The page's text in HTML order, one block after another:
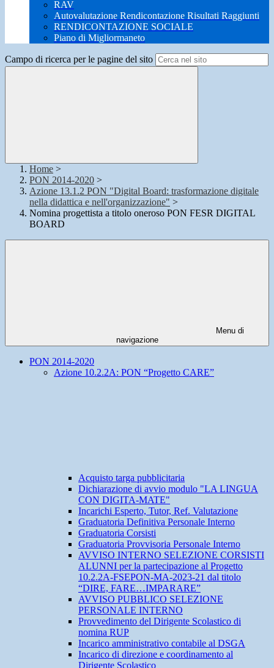
RAV
Autovalutazione Rendicontazione Risultati Raggiunti
RENDICONTAZIONE SOCIALE
Piano di Migliormaneto
Campo di ricerca per le pagine del sito
Home >
PON 2014-2020 >
Azione 13.1.2 PON "Digital Board: trasformazione digitale
nella didattica e nell'organizzazione" >
Nomina progettista a titolo oneroso PON FESR DIGITAL
BOARD
Menu di
navigazione
PON 2014-2020
Azione 10.2.2A: PON “Progetto CARE”
Acquisto targa pubblicitaria
Dichiarazione di avvio modulo "LA LINGUA
CON DIGITA-MATE"
Incarichi Esperto, Tutor, Ref. Valutazione
Graduatoria Definitiva Personale Interno
Graduatoria Corsisti
Graduatoria Provvisoria Personale Interno
AVVISO INTERNO SELEZIONE CORSISTI
ALUNNI per la partecipazione al Progetto
10.2.2A-FSEPON-MA-2023-21 dal titolo
“DIRE, FARE…IMPARARE”
AVVISO PUBBLICO SELEZIONE
PERSONALE INTERNO
Provvedimento del Dirigente Scolastico di
nomina RUP
Incarico amministrativo contabile al DSGA
Incarico di direzione e coordinamento al
Dirigente Scolastico